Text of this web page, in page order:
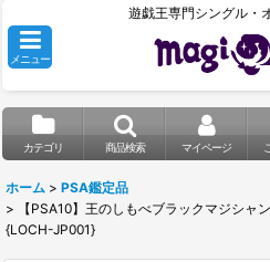
遊戯王専門シングル・
メニュー
カテゴリ 商品検索 マイページ
ホーム > PSA鑑定品
>
【PSA10】王のしもべブラックマジシャ
{LOCH-JP001}